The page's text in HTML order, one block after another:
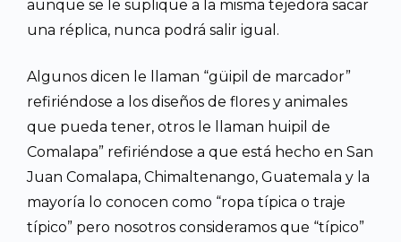
aunque se le suplique a la misma tejedora sacar
una réplica, nunca podrá salir igual.
Algunos dicen le llaman “güipil de marcador”
refiriéndose a los diseños de flores y animales
que pueda tener, otros le llaman huipil de
Comalapa” refiriéndose a que está hecho en San
Juan Comalapa, Chimaltenango, Guatemala y la
mayoría lo conocen como “ropa típica o traje
típico” pero nosotros consideramos que “típico”